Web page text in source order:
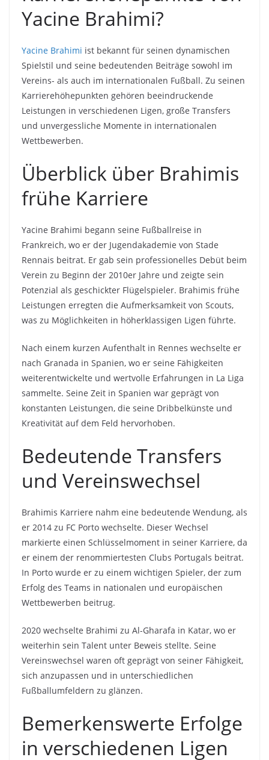
Yacine Brahimi?
Yacine Brahimi ist bekannt für seinen dynamischen
Spielstil und seine bedeutenden Beiträge sowohl im
Vereins- als auch im internationalen Fußball. Zu seinen
Karrierehöhepunkten gehören beeindruckende
Leistungen in verschiedenen Ligen, große Transfers
und unvergessliche Momente in internationalen
Wettbewerben.
Überblick über Brahimis
frühe Karriere
Yacine Brahimi begann seine Fußballreise in
Frankreich, wo er der Jugendakademie von Stade
Rennais beitrat. Er gab sein professionelles Debüt beim
Verein zu Beginn der 2010er Jahre und zeigte sein
Potenzial als geschickter Flügelspieler. Brahimis frühe
Leistungen erregten die Aufmerksamkeit von Scouts,
was zu Möglichkeiten in höherklassigen Ligen führte.
Nach einem kurzen Aufenthalt in Rennes wechselte er
nach Granada in Spanien, wo er seine Fähigkeiten
weiterentwickelte und wertvolle Erfahrungen in La Liga
sammelte. Seine Zeit in Spanien war geprägt von
konstanten Leistungen, die seine Dribbelkünste und
Kreativität auf dem Feld hervorhoben.
Bedeutende Transfers
und Vereinswechsel
Brahimis Karriere nahm eine bedeutende Wendung, als
er 2014 zu FC Porto wechselte. Dieser Wechsel
markierte einen Schlüsselmoment in seiner Karriere, da
er einem der renommiertesten Clubs Portugals beitrat.
In Porto wurde er zu einem wichtigen Spieler, der zum
Erfolg des Teams in nationalen und europäischen
Wettbewerben beitrug.
2020 wechselte Brahimi zu Al-Gharafa in Katar, wo er
weiterhin sein Talent unter Beweis stellte. Seine
Vereinswechsel waren oft geprägt von seiner Fähigkeit,
sich anzupassen und in unterschiedlichen
Fußballumfeldern zu glänzen.
Bemerkenswerte Erfolge
in verschiedenen Ligen